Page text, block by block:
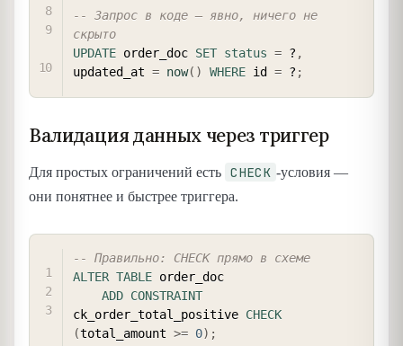
-- Запрос в коде — явно, ничего не
скрыто
UPDATE order_doc SET status = ? ,
updated_at = now( ) WHERE id = ? ;
Валидация данных через триггер
Для простых ограничений есть CHECK -условия —
они понятнее и быстрее триггера.
-- Правильно: CHECK прямо в схеме
ALTER TABLE order_doc
ADD CONSTRAINT
ck_order_total_positive CHECK
(total_amount >= 0) ;